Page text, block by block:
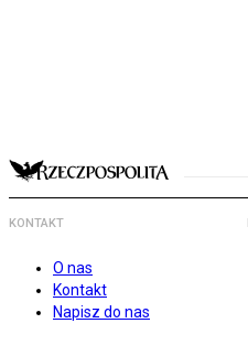
KONTAKT
O nas
Kontakt
Napisz do nas